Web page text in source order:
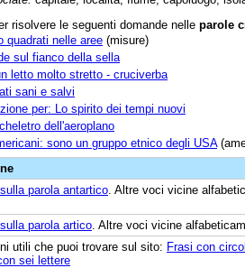
risolvere le seguenti domande nelle parole
quadrati nelle aree (misure)
sul fianco della sella
letto molto stretto - cruciverba
sani e salvi
per: Lo spirito dei tempi nuovi
dell'aeroplano
sono un gruppo etnico degli USA
parola antartico . Altre voci vicine
parola artico . Altre voci vicine
utili che puoi trovare sul sito: Frasi con
sei lettere